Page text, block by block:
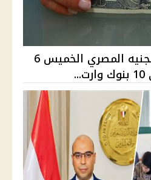
سعر الدولار مقابل الجنيه المصري الخميس 6